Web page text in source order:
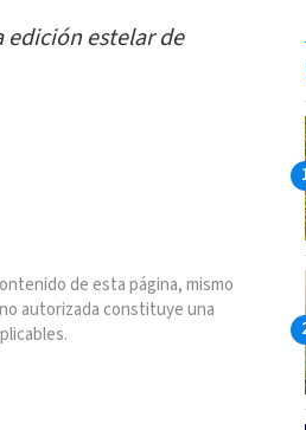
edición estelar de
de esta página, mismo
autorizada constituye una